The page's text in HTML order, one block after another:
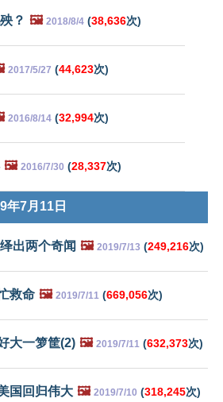
？ 🖼️ 2018/8/4 (38,636次)
2017/5/27 (44,623次)
2016/8/14 (32,994次)
🖼️ 2016/7/30 (28,337次)
年7月11日
出两个奇闻 🖼️ 2019/7/13 (249,216次)
救命 🖼️ 2019/7/11 (669,056次)
大一箩筐(2) 🖼️ 2019/7/11 (632,373次)
国回归伟大 🖼️ 2019/7/10 (318,245次)